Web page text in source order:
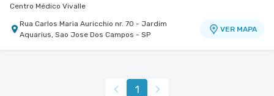
Centro Médico Vivalle
Rua Carlos Maria Auricchio nr. 70 - Jardim
Aquarius, Sao Jose Dos Campos - SP
VER MAPA
1